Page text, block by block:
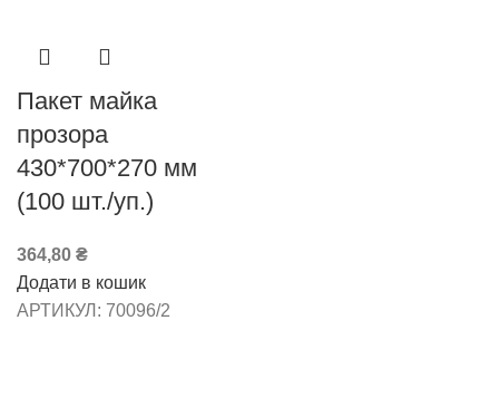
Пакет майка
прозора
430*700*270 мм
(100 шт./уп.)
364,80 ₴
Додати в кошик
АРТИКУЛ: 70096/2